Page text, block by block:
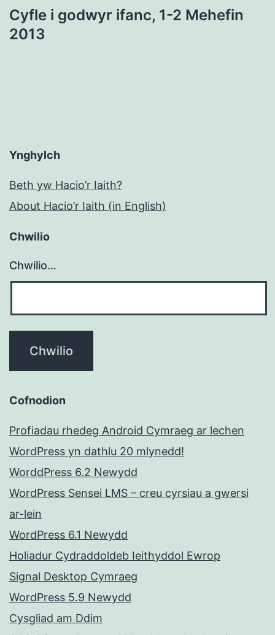
Cyfle i godwyr ifanc, 1-2 Mehefin
2013
Ynghylch
Beth yw Hacio’r Iaith?
About Hacio’r Iaith (in English)
Chwilio
Chwilio…
Cofnodion
Profiadau rhedeg Android Cymraeg ar lechen
WordPress yn dathlu 20 mlynedd!
WorddPress 6.2 Newydd
WordPress Sensei LMS – creu cyrsiau a gwersi
ar-lein
WordPress 6.1 Newydd
Holiadur Cydraddoldeb Ieithyddol Ewrop
Signal Desktop Cymraeg
WordPress 5.9 Newydd
Cysgliad am Ddim